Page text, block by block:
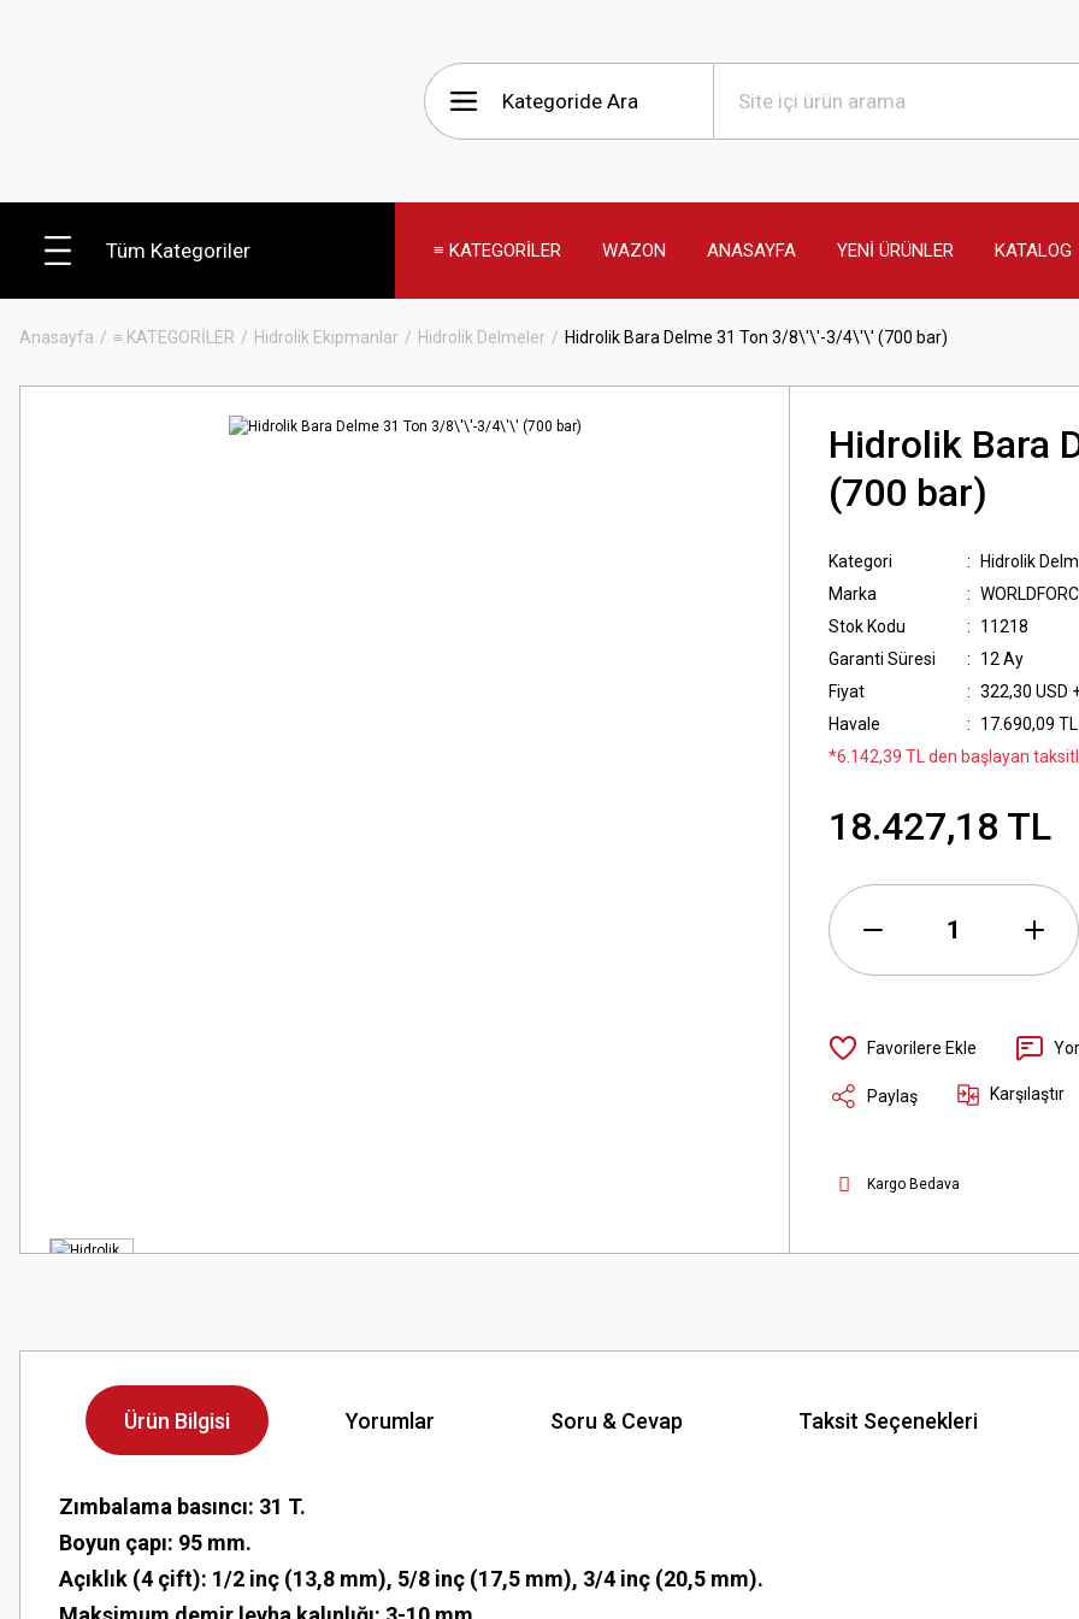
Tüm Kategoriler ≡ KATEGORİLER WAZON ANASAYFA YENİ ÜRÜNLER KATALOG
Anasayfa ≡ KATEGORİLER Hidrolik Ekipmanlar Hidrolik Delmeler Hidrolik Bara Delme 31 Ton 3/8\'\'-3/4\'\' (700 bar)
Hidrolik Bara
(700 bar)
Kategori
Hidrolik
Marka
Stok Kodu
11218
Garanti Süresi
12 Ay
Fiyat
322,30 USD
Havale
17.690,09
*6.142,39 TL den başlayan
18.427,18 TL
Paylaş Karşılaştır
Kargo Bedava
Ürün Bilgisi Yorumlar Soru & Cevap Taksit Seçenekleri
Zımbalama basıncı: 31 T.
Boyun çapı: 95 mm.
Açıklık (4 çift): 1/2 inç (13,8 mm), 5/8 inç (17,5 mm), 3/4 inç (20,5 mm).